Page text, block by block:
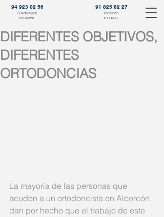
94 923 02 56
Guadalajara
19006296
91 825 82 27
Alcorcón
CS21233
DIFERENTES OBJETIVOS,
DIFERENTES
ORTODONCIAS
La mayoría de las personas que
acuden a un ortodoncista en Alcorcón,
dan por hecho que el trabajo de este